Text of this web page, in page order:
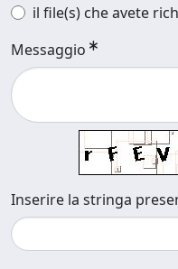
il file(s) che avete
Messaggio
Inserire la stringa